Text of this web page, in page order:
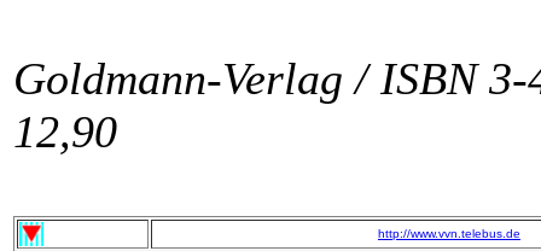
Goldmann-Verlag / ISBN
12,90
http://www.vvn.telebus.de